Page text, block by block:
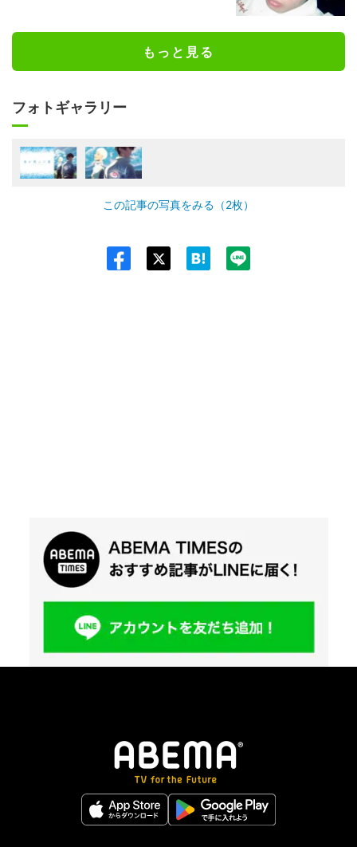
もっと見る
フォトギャラリー
この記事の写真をみる（2枚）